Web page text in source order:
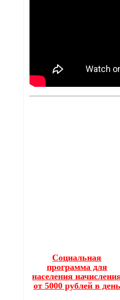
Социальная
программа для
населения
от 5000 рублей в день